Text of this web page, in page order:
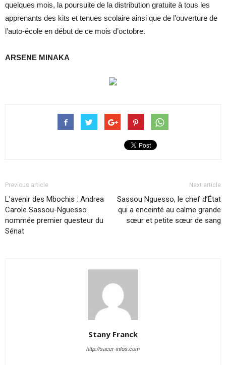
quelques mois, la poursuite de la distribution gratuite à tous les
apprenants des kits et tenues scolaire ainsi que de l’ouverture de
l’auto-école en début de ce mois d’octobre.
ARSENE MINAKA
Previous article
L’avenir des Mbochis : Andrea
Carole Sassou-Nguesso
nommée premier questeur du
Sénat
Next article
Sassou Nguesso, le chef d’État
qui a enceinté au calme grande
sœur et petite sœur de sang
Stany Franck
http://sacer-infos.com